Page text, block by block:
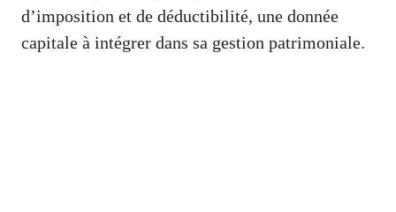
d’imposition et de déductibilité, une donnée
capitale à intégrer dans sa gestion patrimoniale.